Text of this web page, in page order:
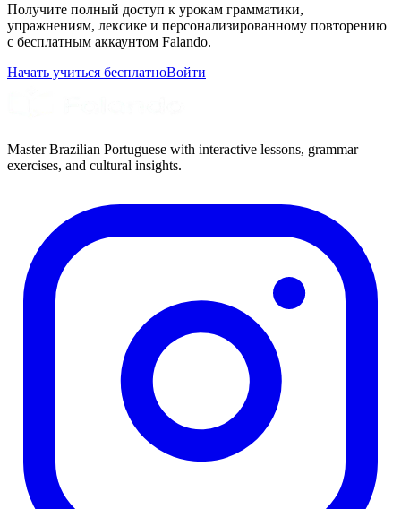
Получите полный доступ к урокам грамматики,
упражнениям, лексике и персонализированному повторению
с бесплатным аккаунтом Falando.
Начать учиться бесплатноВойти
Master Brazilian Portuguese with interactive lessons, grammar
exercises, and cultural insights.